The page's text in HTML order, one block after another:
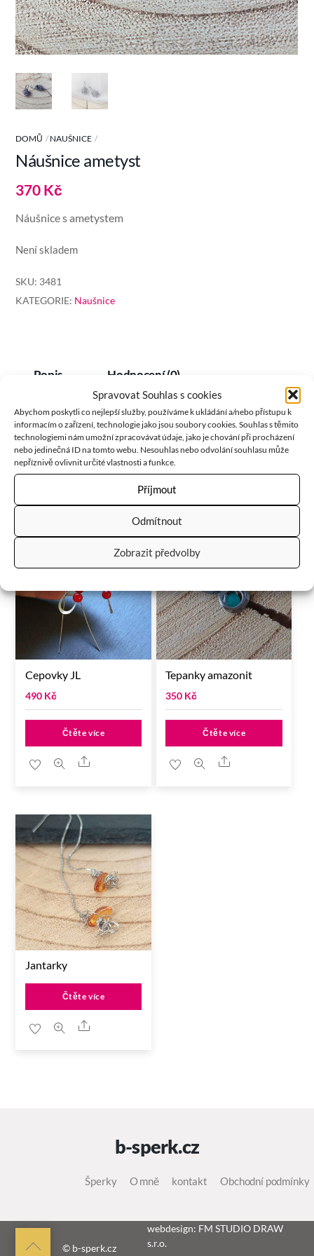
Spravovat Souhlas s cookies
Abychom poskytli co nejlepší služby, používáme k ukládání a/nebo přístupu k
informacím o zařízení, technologie jako jsou soubory cookies. Souhlas s těmito
technologiemi nám umožní zpracovávat údaje, jako je chování při procházení
nebo jedinečná ID na tomto webu. Nesouhlas nebo odvolání souhlasu může
nepříznivě ovlivnit určité vlastnosti a funkce.
Příjmout
Odmítnout
Zobrazit předvolby
DOMŮ NAUŠNICE
Náušnice ametyst
370 Kč
Náušnice s ametystem
Není skladem
SKU: 3481
KATEGORIE: Naušnice
Popis Hodnocení (0)
Náušnice z chirurgické oceli a ametystu…
PRODUCTS
Cepovky JL
490 Kč
Čtěte více
Share
Tepanky amazonit
350 Kč
Čtěte více
Share
Jantarky
Čtěte více
Share
b-sperk.cz
Šperky O mně kontakt Obchodní podmínky
Back © b-sperk.cz
webdesign: FM STUDIO DRAW
s.r.o.